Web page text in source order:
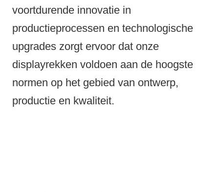
voortdurende innovatie in
productieprocessen en technologische
upgrades zorgt ervoor dat onze
displayrekken voldoen aan de hoogste
normen op het gebied van ontwerp,
productie en kwaliteit.